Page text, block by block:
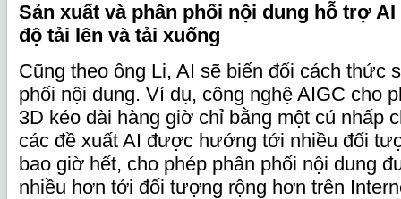
Sản xuất và phân phối nội dung hỗ trợ
độ tải lên và tải xuống
Cũng theo ông Li, AI sẽ biến đổi cách thức
phối nội dung. Ví dụ, công nghệ AIGC cho
3D kéo dài hàng giờ chỉ bằng một cú nhấp
các đề xuất AI được hướng tới nhiều đối
bao giờ hết, cho phép phân phối nội dung
nhiều hơn tới đối tượng rộng hơn trên